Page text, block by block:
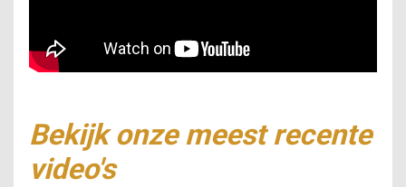
Bekijk onze meest recente
video's